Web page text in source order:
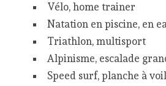
Vélo, home trainer
Natation en piscine, en
Triathlon, multisport
Alpinisme, escalade
Speed surf, planche à